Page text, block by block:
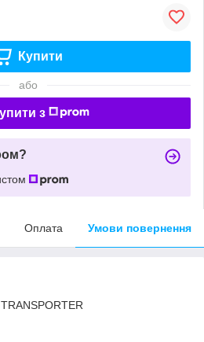
Купити
або
з
Оплата Умови повернення